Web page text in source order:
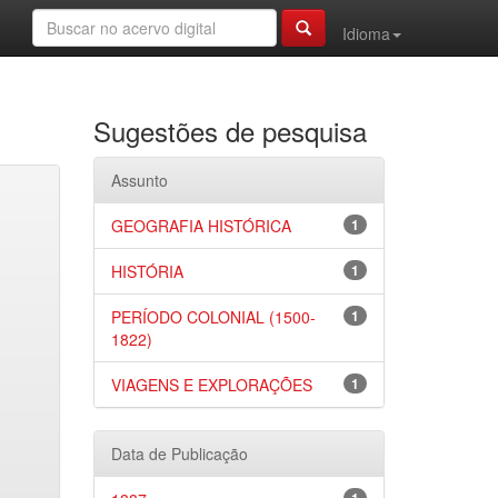
Idioma
Sugestões de pesquisa
Assunto
1
GEOGRAFIA HISTÓRICA
1
HISTÓRIA
1
PERÍODO COLONIAL (1500-
1822)
1
VIAGENS E EXPLORAÇÕES
Data de Publicação